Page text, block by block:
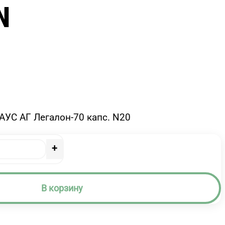
АГ Легалон-70 капс. N20
+
В корзину